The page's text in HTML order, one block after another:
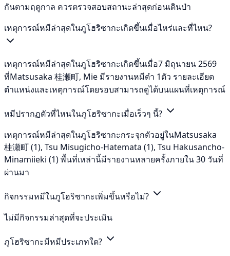
กันตามฤดูกาล ควรตรวจสอบสถานะล่าสุดก่อนเดินป่า
เหตุการณ์หมีล่าสุดในภูโฮริซากะเกิดขึ้นเมื่อไหร่และที่ไหน?
เหตุการณ์หมีล่าสุดในภูโฮริซากะเกิดขึ้นเมื่อ7 มิถุนายน 2569
ที่Matsusaka 桂瀬町, Mie มีรายงานหมีดำ 1ตัว รายละเอียด
ตำแหน่งและเหตุการณ์โดยรอบสามารถดูได้บนแผนที่เหตุการณ์
หมีปรากฏตัวที่ไหนในภูโฮริซากะเมื่อเร็วๆ นี้?
เหตุการณ์หมีล่าสุดในภูโฮริซากะกระจุกตัวอยู่ในMatsusaka
桂瀬町 (1), Tsu Misugicho-Hatemata (1), Tsu Hakusancho-
Minamiieki (1) พื้นที่เหล่านี้มีรายงานหลายครั้งภายใน 30 วันที่
ผ่านมา
กิจกรรมหมีในภูโฮริซากะเพิ่มขึ้นหรือไม่?
ไม่มีกิจกรรมล่าสุดที่จะประเมิน
ภูโฮริซากะมีหมีประเภทใด?